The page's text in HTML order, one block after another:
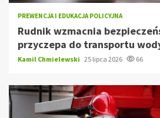
PREWENCJA I EDUKACJA POLICYJNA
Rudnik wzmacnia
przyczepa do transportu
Kamil Chmielewski 25 lipca 2026 66